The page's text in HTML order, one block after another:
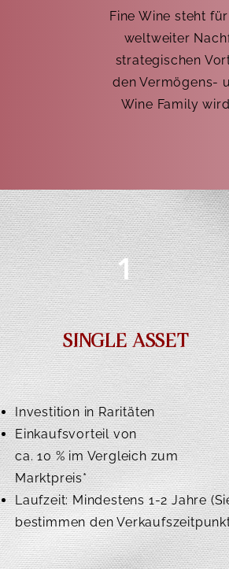
Fine Wine steht
weltweiter
strategischen
den Vermögens-
Wine Family
1
SINGLE ASSET
Investition in Raritäten
Einkaufsvorteil von
ca. 10 % im Vergleich zum
Marktpreis*
Laufzeit: Mindestens 1-2 Jahre
bestimmen den